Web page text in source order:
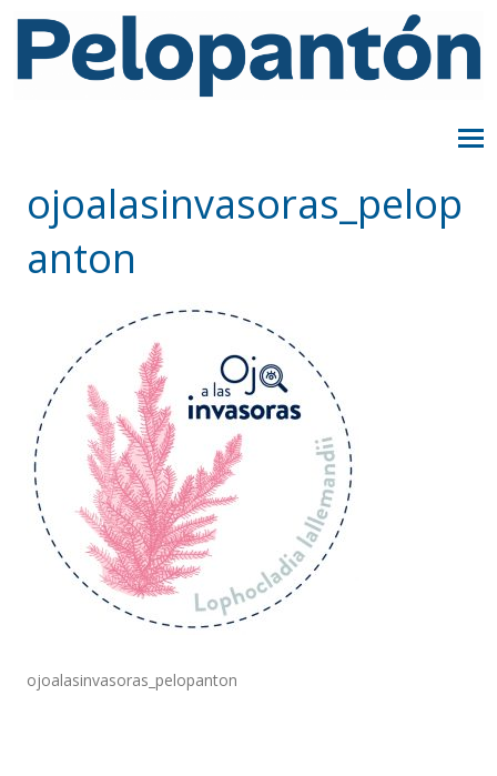
ojoalasinvasoras_pelop
anton
ojoalasinvasoras_pelopanton